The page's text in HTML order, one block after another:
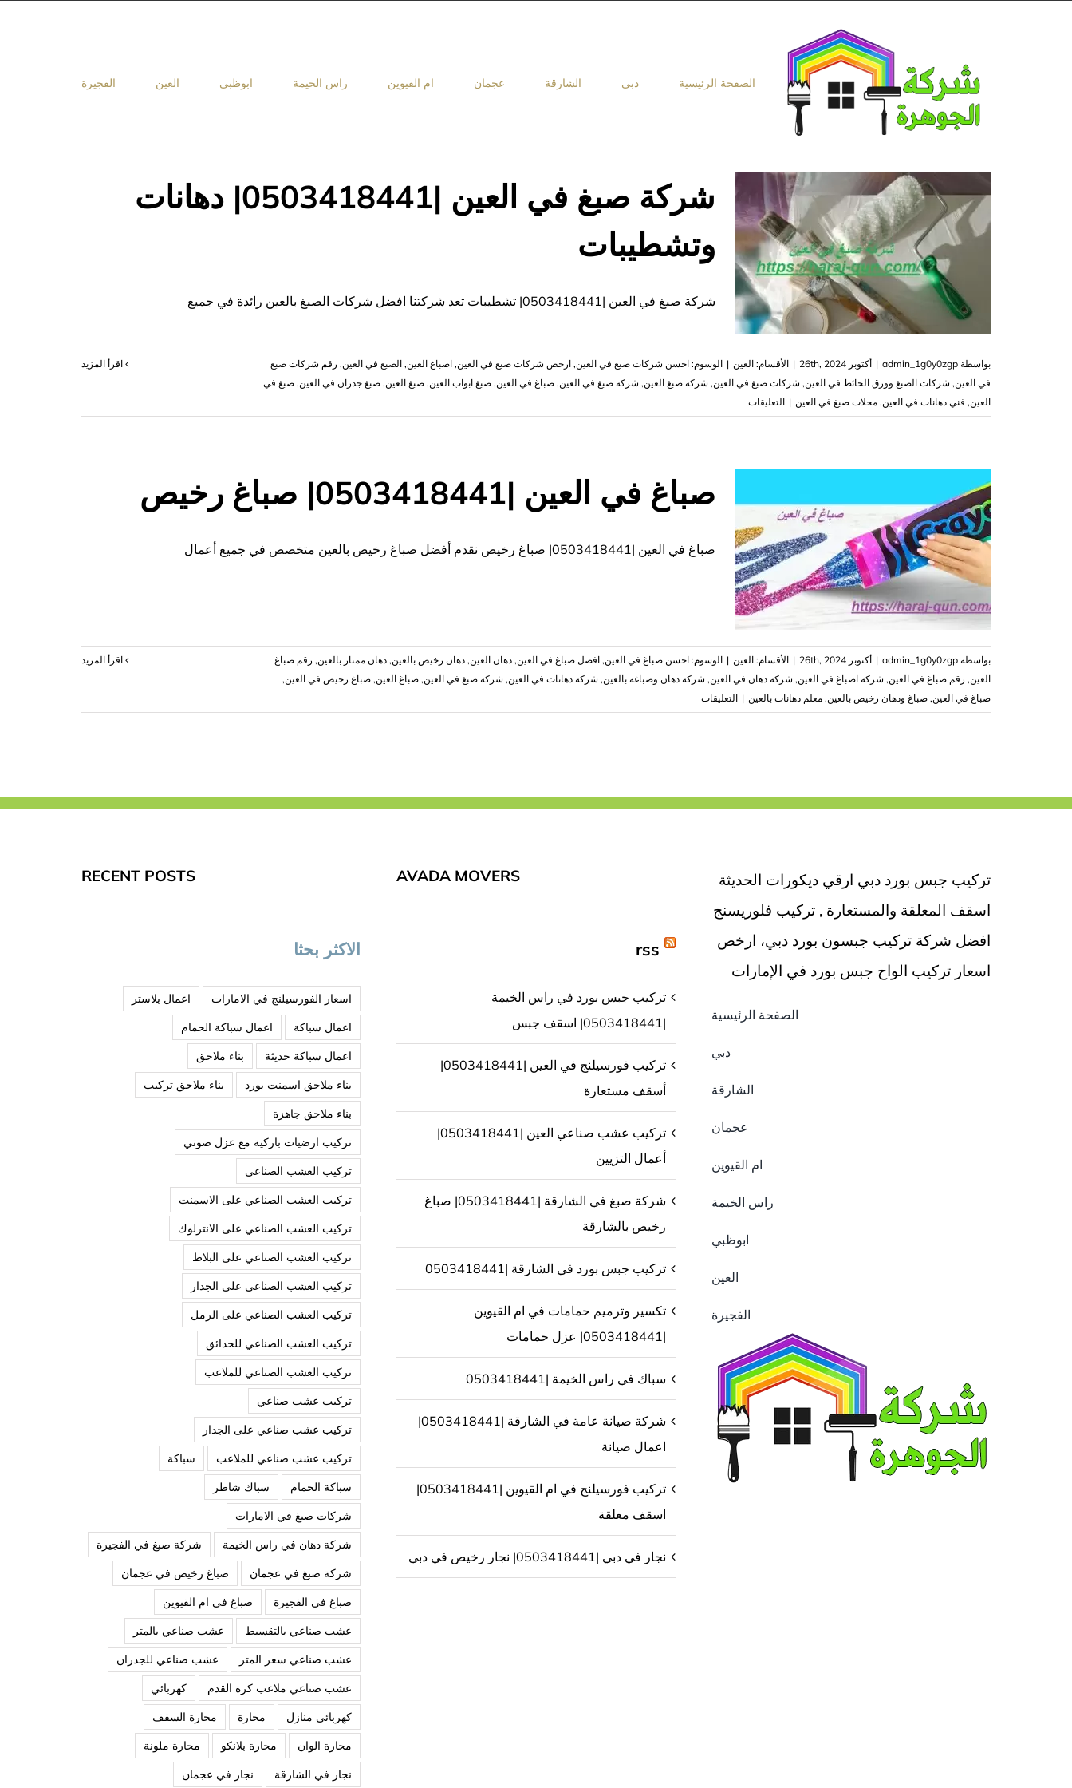
الصفحة الرئيسية دبي الشارقة عجمان ام القيوين راس الخيمة ابوظبي العين الفجيرة
شركة صبغ في العين |0503418441| دهانات
وتشطيبات
شركة صبغ في العين |0503418441| تشطيبات تعد شركتنا افضل شركات الصبغ بالعين رائدة في جميع
بواسطة admin_1g0y0zgp
| أكتوبر 26th, 2024 | الأقسام: العين | الوسوم: احسن شركات صبغ في العين,
, اصباغ العين, الصبغ في العين, ‏رقم شركات صبغ
في العين, شركات الصبغ وورق الحائط في العين, ‏شركات صبغ في العين, شركة صبغ العين, شركة صبغ في العين, صباغ في العين, صبغ ابواب العين, صبغ العين, صبغ جدران في العين, صبغ في
العين, فني دهانات في العين, محلات صبغ في العين | التعليقاتعلى
شركة
|0503418441|
وتشطيبات
مغلقة
صباغ في العين |0503418441| صباغ رخيص
صباغ في العين |0503418441| صباغ رخيص نقدم أفضل صباغ رخيص بالعين متخصص في جميع أعمال
بواسطة admin_1g0y0zgp
| أكتوبر 26th, 2024 | الأقسام: العين | الوسوم: احسن صباغ في العين, افضل صباغ في العين, ‏دهان العين, ‏دهان رخيص بالعين,
, رقم صباغ
العين, رقم صباغ في العين, شركة اصباغ في العين, شركة دهان في العين, شركة دهان وصباغة بالعين, ‏شركة دهانات في العين, شركة صبغ في العين, صباغ العين, صباغ رخيص في العين,
صباغ في العين, ‏صباغ ودهان رخيص بالعين, معلم دهانات بالعين | التعليقاتعلى
صباغ
رخيص
تركيب جبس بورد دبي ارقي ديكورات الحديثة
اسقف المعلقة والمستعارة , تركيب فلوريسنج
افضل شركة تركيب جبسون بورد دبي، ارخص
اسعار تركيب الواح جبس بورد في الإمارات
الصفحة الرئيسية
دبي
الشارقة
عجمان
ام القيوين
راس الخيمة
ابوظبي
العين
الفجيرة
AVADA MOVERS
rss
تركيب جبس بورد في راس الخيمة
|0503418441| اسقف جبس
تركيب فورسيلنج في العين |0503418441|
أسقف مستعارة
تركيب عشب صناعي العين |0503418441|
أعمال التزيين
شركة صبغ في الشارقة |0503418441| صباغ
رخيص بالشارقة
تركيب جبس بورد في الشارقة |0503418441
تكسير وترميم حمامات في ام القيوين
|0503418441| عزل حمامات
سباك في راس الخيمة |0503418441
شركة صيانة عامة في الشارقة |0503418441|
اعمال صيانة
تركيب فورسيلنج في ام القيوين |0503418441|
اسقف معلقة
نجار في دبي |0503418441| نجار رخيص في دبي
RECENT POSTS
الاكثر بحثا
اسعار الفورسيلنج في الامارات
اعمال بلاستر
اعمال سباكة
اعمال سباكة الحمام
اعمال سباكة حديثة
بناء ملاحق
بناء ملاحق اسمنت بورد
بناء ملاحق تركيب
بناء ملاحق جاهزة
تركيب ارضيات باركية مع عزل صوتي
تركيب العشب الصناعي
تركيب العشب الصناعي على الاسمنت
تركيب العشب الصناعي على الانترلوك
تركيب العشب الصناعي على البلاط
تركيب العشب الصناعي على الجدار
تركيب العشب الصناعي على الرمل
تركيب العشب الصناعي للحدائق
تركيب العشب الصناعي للملاعب
تركيب عشب صناعي
تركيب عشب صناعي على الجدار
تركيب عشب صناعي للملاعب
سباكة
سباكة الحمام
سباك شاطر
شركات صبغ في الامارات
شركة دهان في راس الخيمة
شركة صبغ في الفجيرة
شركة صبغ في عجمان
صباغ رخيص في عجمان
صباغ في الفجيرة
صباغ في ام القيوين
عشب صناعي بالتقسيط
عشب صناعي بالمتر
عشب صناعي سعر المتر
عشب صناعي للجدران
عشب صناعي ملاعب كرة القدم
كهربائي
كهربائي منازل
محارة
محارة السقف
محارة الوان
محارة بلانكو
محارة ملونة
نجار في الشارقة
نجار في عجمان